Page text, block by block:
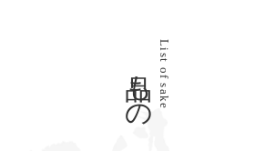
品ものList of sake